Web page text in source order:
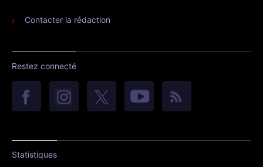
Contacter la rédaction
Restez connecté
Statistiques